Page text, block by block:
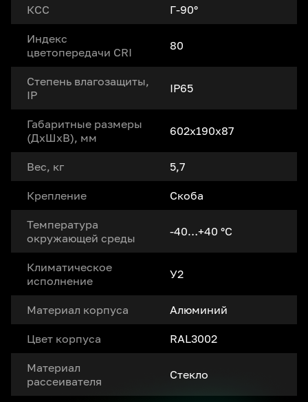
КСС Г-90°
Индекс
цветопередачи CRI
80
Степень влагозащиты,
IP
IP65
Габаритные размеры
(ДxШxВ), мм
602x190x87
Вес, кг 5,7
Крепление Скоба
Температура
окружающей среды
-40…+40 °С
Климатическое
исполнение
У2
Материал корпуса Алюминий
Цвет корпуса RAL3002
Материал
рассеивателя
Стекло